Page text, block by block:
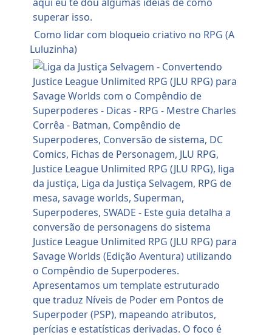
Como lidar com bloqueio criativo no RPG (A
Luluzinha)